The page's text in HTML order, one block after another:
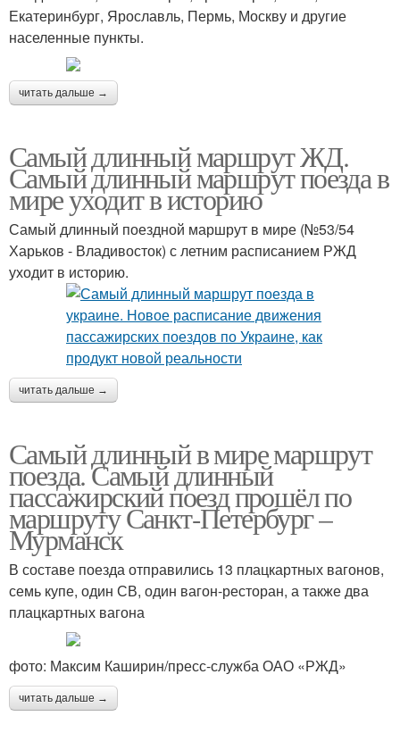
Екатеринбург, Ярославль, Пермь, Москву и другие
населенные пункты.
читать дальше →
Самый длинный маршрут ЖД.
Самый длинный маршрут поезда в
мире уходит в историю
Самый длинный поездной маршрут в мире (№53/54
Харьков - Владивосток) с летним расписанием РЖД
уходит в историю.
читать дальше →
Самый длинный в мире маршрут
поезда. Самый длинный
пассажирский поезд прошёл по
маршруту Санкт-Петербург –
Мурманск
В составе поезда отправились 13 плацкартных вагонов,
семь купе, один СВ, один вагон-ресторан, а также два
плацкартных вагона
фото: Максим Каширин/пресс-служба ОАО «РЖД»
читать дальше →